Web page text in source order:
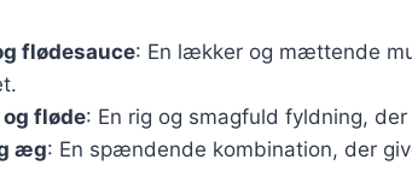
flødesauce: En lækker og mættende
fløde: En rig og smagfuld fyldning,
æg: En spændende kombination, der